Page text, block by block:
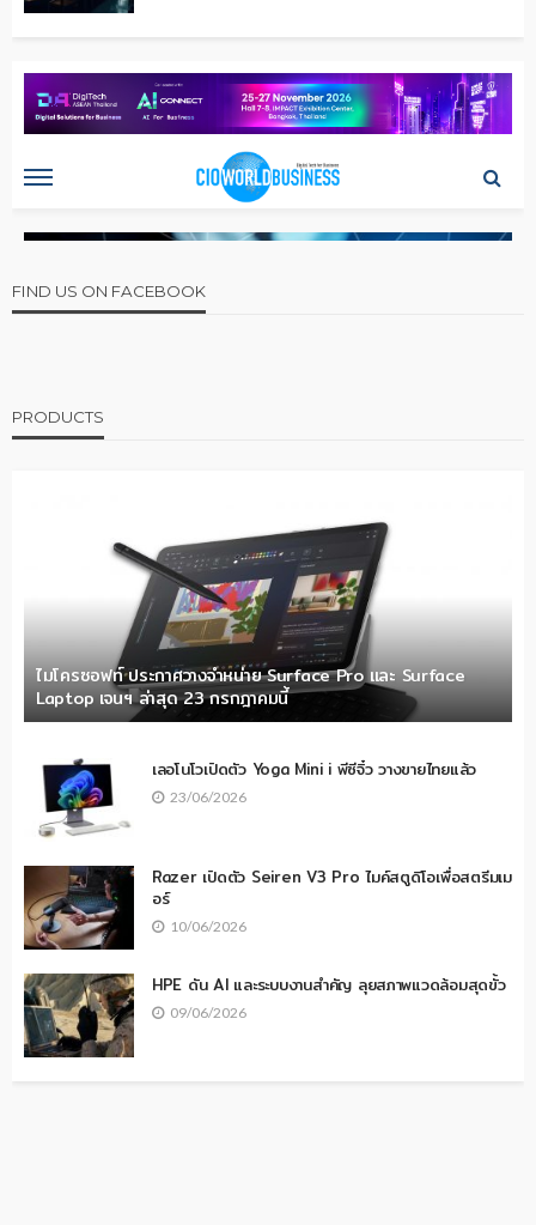
FIND US ON FACEBOOK
PRODUCTS
ไมโครซอฟท์ ประกาศวางจำหน่าย Surface Pro และ Surface
Laptop เจนฯ ล่าสุด 23 กรกฎาคมนี้
เลอโนโวเปิดตัว Yoga Mini i พีซีจิ๋ว วางขายไทยแล้ว
23/06/2026
Razer เปิดตัว Seiren V3 Pro ไมค์สตูดิโอเพื่อสตรีมเม
อร์
10/06/2026
HPE ดัน AI และระบบงานสำคัญ ลุยสภาพแวดล้อมสุดขั้ว
09/06/2026